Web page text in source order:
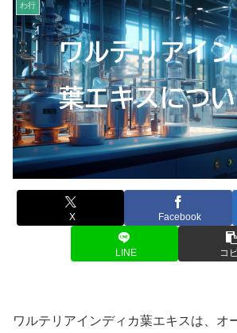
わ行
X Facebook
LINE コ
ワルテリアインディカ葉エキスは、オ